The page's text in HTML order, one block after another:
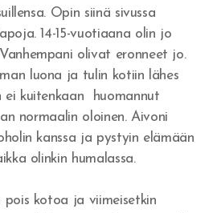
Opin siinä sivussa
14-15-vuotiaana olin jo
olivat eronneet jo.
luona ja tulin kotiin lähes
ei kuitenkaan huomannut
normaalin oloinen. Aivoni
kanssa ja pystyin elämään
olinkin humalassa.
pois kotoa ja viimeisetkin
- sielut seuraavat